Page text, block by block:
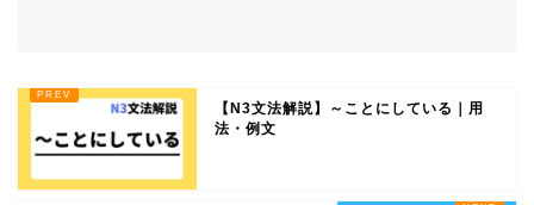
【N3文法解説】～ことにしている｜用
法・例文